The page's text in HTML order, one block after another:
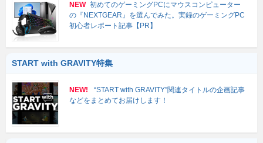
NEW 初めてのゲーミングPCにマウスコンピューター
の『NEXTGEAR』を選んでみた。実録のゲーミングPC
初心者レポート記事【PR】
START with GRAVITY特集
NEW!
“START with GRAVITY”関連タイトルの企画記事
などをまとめてお届けします！